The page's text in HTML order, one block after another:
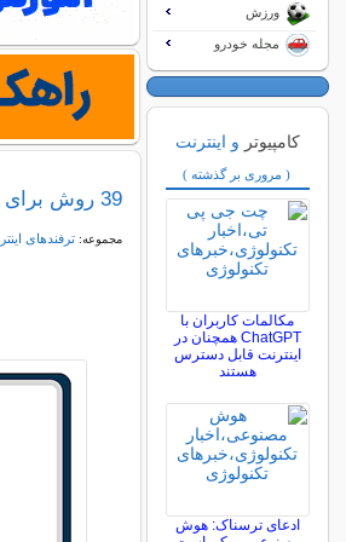
39 روش برای افزایش بازدید سایت
مجموعه:ترفندهای
ورزش
مجله خودرو
کامپیوتر و اینترنت
( مروری بر گذشته )
مکالمات کاربران با
ChatGPT همچنان در
اینترنت قابل دسترس
هستند
ادعای ترسناک: هوش